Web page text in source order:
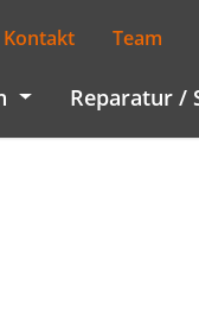
Kontakt Team
Reparatur /
Innenausbau